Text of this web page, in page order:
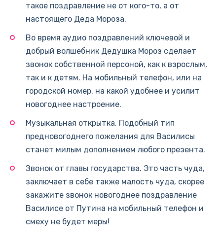
такое поздравление не от кого-то, а от
настоящего Деда Мороза.
Во время аудио поздравлений ключевой и
добрый волшебник Дедушка Мороз сделает
звонок собственной персоной, как к взрослым,
так и к детям. На мобильный телефон, или на
городской номер, на какой удобнее и усилит
новогоднее настроение.
Музыкальная открытка. Подобный тип
предновогоднего пожелания для Василисы
станет милым дополнением любого презента.
Звонок от главы государства. Это часть чуда,
заключает в себе также малость чуда, скорее
закажите звонок новогоднее поздравление
Василисе от Путина на мобильный телефон и
смеху не будет меры!